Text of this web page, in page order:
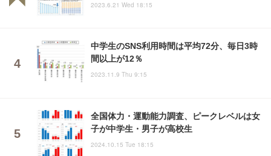
2023.6.21 Wed 18:15
中学生のSNS利用時間は平均72分、毎日3時
間以上が12％
2023.11.9 Thu 9:15
全国体力・運動能力調査、ピークレベルは女
子が中学生・男子が高校生
2024.10.15 Tue 18:15